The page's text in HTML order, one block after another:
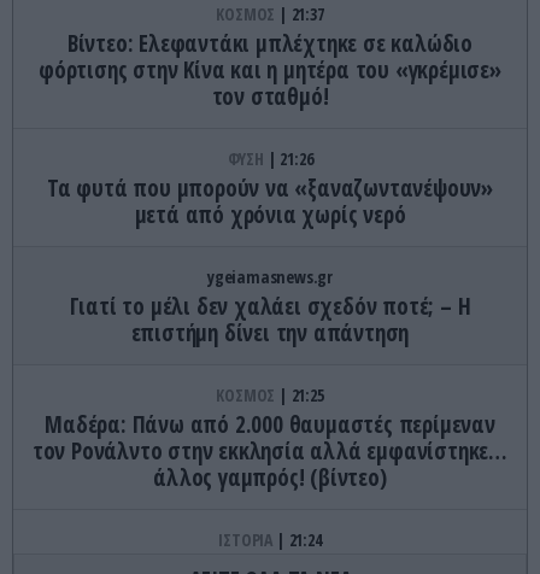
ΚΟΣΜΟΣ 21:37
Βίντεο: Ελεφαντάκι μπλέχτηκε σε καλώδιο
φόρτισης στην Κίνα και η μητέρα του «γκρέμισε»
τον σταθμό!
ΦΥΣΗ 21:26
Τα φυτά που μπορούν να «ξαναζωντανέψουν»
μετά από χρόνια χωρίς νερό
ygeiamasnews.gr
Γιατί το μέλι δεν χαλάει σχεδόν ποτέ; – Η
επιστήμη δίνει την απάντηση
ΚΟΣΜΟΣ 21:25
Μαδέρα: Πάνω από 2.000 θαυμαστές περίμεναν
τον Ρονάλντο στην εκκλησία αλλά εμφανίστηκε…
άλλος γαμπρός! (βίντεο)
ΙΣΤΟΡΙΑ 21:24